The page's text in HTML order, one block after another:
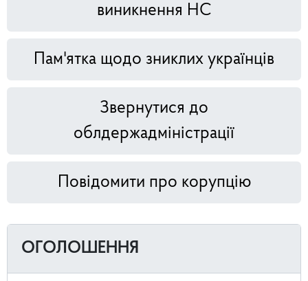
виникнення НС
Пам'ятка щодо зниклих українців
Звернутися до
облдержадміністрації
Повідомити про корупцію
ОГОЛОШЕННЯ